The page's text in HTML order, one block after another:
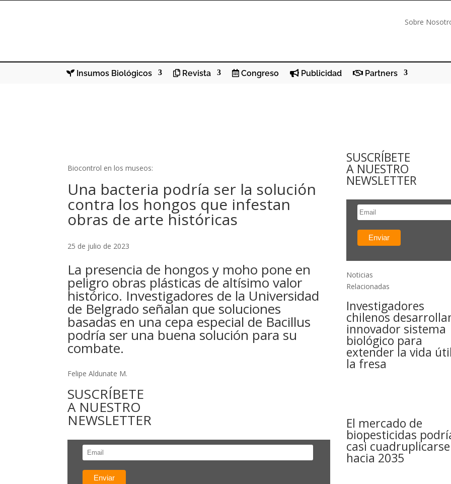
Sobre
Insumos Biológicos Revista Congreso Publicidad Partners
Biocontrol en los museos:
Una bacteria podría ser la solución
contra los hongos que infestan
obras de arte históricas
25 de julio de 2023
La presencia de hongos y moho pone en
peligro obras plásticas de altísimo valor
histórico. Investigadores de la Universidad
de Belgrado señalan que soluciones
basadas en una cepa especial de Bacillus
podría ser una buena solución para su
combate.
Felipe Aldunate M.
SUSCRÍBETE
A NUESTRO
NEWSLETTER
SUSCRÍBETE
A NUESTRO
NEWSLETTER
Noticias
Relacionadas
Investigadores
chilenos
innovador sistema
biológico para
extender la vida
la fresa
El mercado de
biopesticidas
casi cuadruplicarse
hacia 2035